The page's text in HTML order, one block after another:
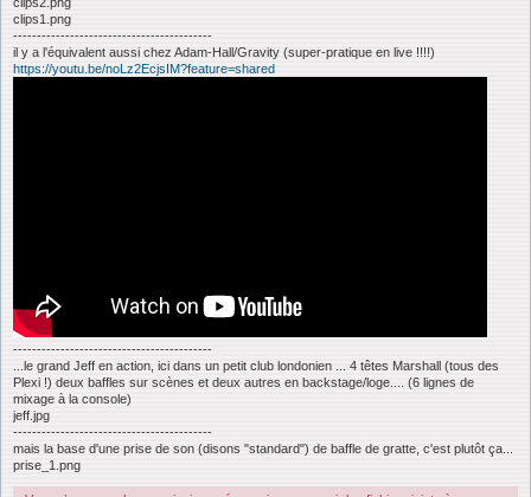
clips2.png
clips1.png
------------------------------------------
il y a l'équivalent aussi chez Adam-Hall/Gravity (super-pratique en live !!!!)
https://youtu.be/noLz2EcjsIM?feature=shared
------------------------------------------
...le grand Jeff en action, ici dans un petit club londonien ... 4 têtes Marshall (tous des
Plexi !) deux baffles sur scènes et deux autres en backstage/loge.... (6 lignes de
mixage à la console)
jeff.jpg
------------------------------------------
mais la base d'une prise de son (disons "standard") de baffle de gratte, c'est plutôt ça...
prise_1.png